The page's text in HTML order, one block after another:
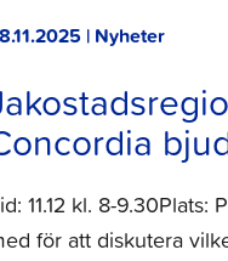
| Nyheter
11.12 kl. 8-
för att diskutera